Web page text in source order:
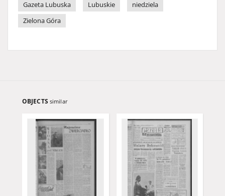
Gazeta Lubuska
Lubuskie
niedziela
Zielona Góra
OBJECTS similar